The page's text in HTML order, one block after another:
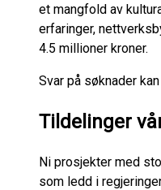
et mangfold av
erfaringer,
4.5 millioner kroner.
Svar på søknader
Tildelinger
Ni prosjekter med
som ledd i